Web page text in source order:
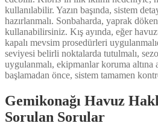
kullanılabilir. Yazın başında, sistem
hazırlanmalı. Sonbaharda, yaprak
kullanabilirsiniz. Kış ayında, eğer
kapalı mevsim prosedürleri
seviyesi belirli noktalarda tutulmalı,
uygulanmalı, ekipmanlar koruma altına
başlamadan önce, sistem tamamen
Gemikonağı Havuz
Sorulan Sorular